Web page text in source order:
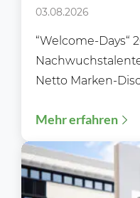
Marken-
03.08.2026
“Welcome-Days“
Netto Marken-
Ausbildungsstart
Mehr erfahren